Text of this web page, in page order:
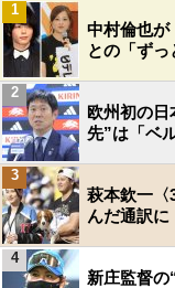
中村倫也
との「ず
1
欧州初の日
先”は「ベ
2
萩本欽一
んだ通訳に
3
新庄監督の
4